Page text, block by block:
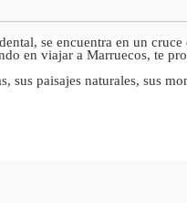
se encuentra en un
en viajar a Marruecos, te
sus paisajes naturales, sus